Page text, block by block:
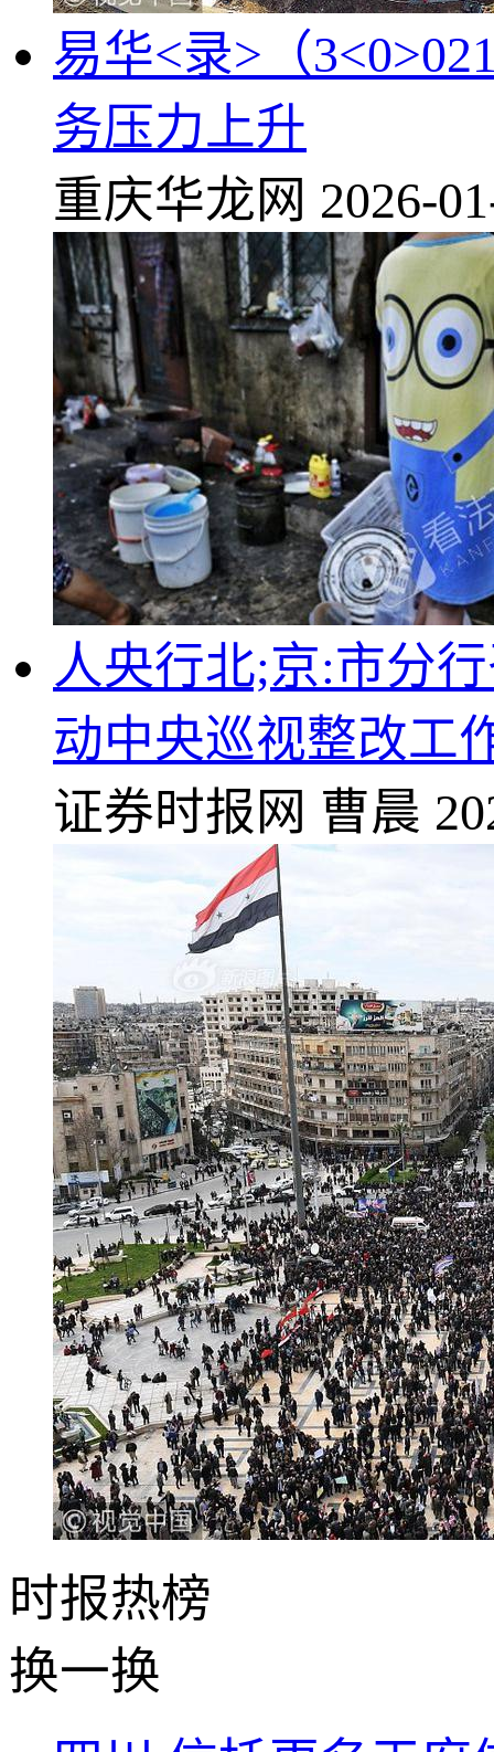
易华<录>（
务压力上升
重庆华龙网 2026-
人央行北;京:市分
动中央巡视整改工
证券时报网 曹晨
时报热榜
换一换